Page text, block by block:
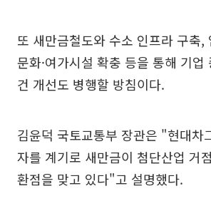
또 새만금철도와 수소 인프라 구축,
문화·여가시설 확충 등을 통해 기업
건 개선도 병행할 방침이다.
김윤덕 국토교통부 장관은 "현대차
자를 계기로 새만금이 첨단산업 거
환점을 맞고 있다"고 설명했다.